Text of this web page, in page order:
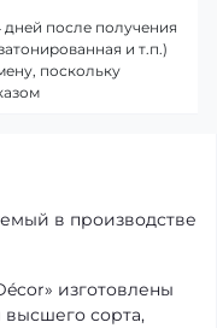
в производстве
изготовлены
сорта,
дней после получения
и т.п.)
поскольку